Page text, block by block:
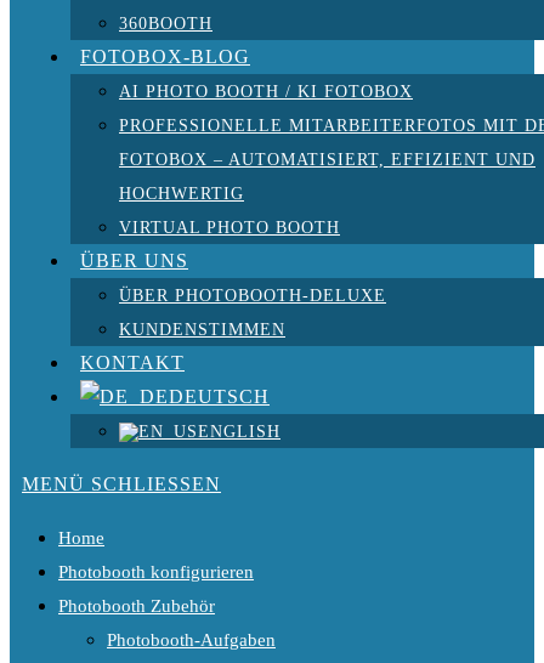
360BOOTH
FOTOBOX-BLOG
AI PHOTO BOOTH / KI FOTOBOX
PROFESSIONELLE MITARBEITERFOTOS MIT
FOTOBOX – AUTOMATISIERT, EFFIZIENT UND
HOCHWERTIG
VIRTUAL PHOTO BOOTH
ÜBER UNS
ÜBER PHOTOBOOTH-DELUXE
KUNDENSTIMMEN
KONTAKT
DEUTSCH
ENGLISH
MENÜ SCHLIESSEN
Home
Photobooth konfigurieren
Photobooth Zubehör
Photobooth-Aufgaben